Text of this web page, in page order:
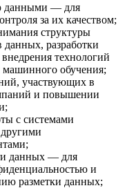
данными — для
за их качеством;
структуры
разработки
технологий
машинного обучения;
участвующих в
и повышении
с системами
данных — для
и
разметки данных;